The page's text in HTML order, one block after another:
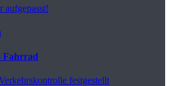
aufgepasst!
Fahrrad
festgestellt